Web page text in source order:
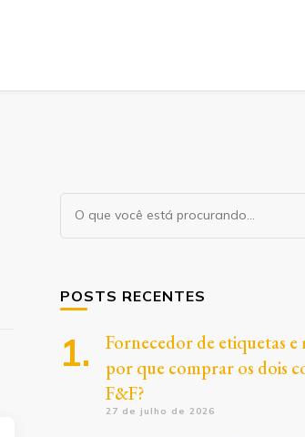
Procurando
algo?
POSTS RECENTES
Fornecedor de etiquetas e
por que comprar os dois
F&F?
27 de julho de 2026